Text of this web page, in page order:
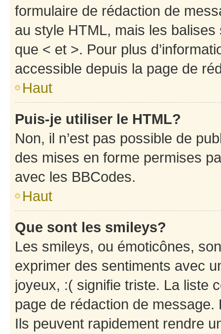
formulaire de rédaction de
au style HTML, mais les
que < et >. Pour plus
accessible depuis la page de
Haut
Puis-je utiliser le HTML?
Non, il n’est pas possible de
des mises en forme permises
avec les BBCodes.
Haut
Que sont les smileys?
Les smileys, ou émoticônes,
exprimer des sentiments avec
joyeux, :( signifie triste. La liste
page de rédaction de
Ils peuvent rapidement rendre